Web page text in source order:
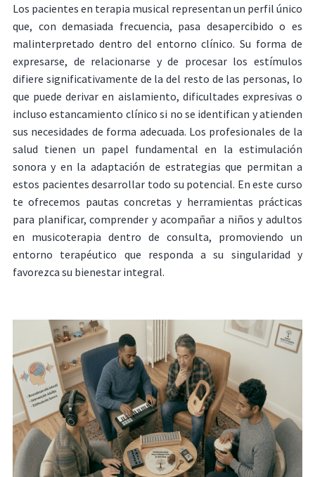
Los pacientes en terapia musical representan un perfil único
que, con demasiada frecuencia, pasa desapercibido o es
malinterpretado dentro del entorno clínico. Su forma de
expresarse, de relacionarse y de procesar los estímulos
difiere significativamente de la del resto de las personas, lo
que puede derivar en aislamiento, dificultades expresivas o
incluso estancamiento clínico si no se identifican y atienden
sus necesidades de forma adecuada. Los profesionales de la
salud tienen un papel fundamental en la estimulación
sonora y en la adaptación de estrategias que permitan a
estos pacientes desarrollar todo su potencial. En este curso
te ofrecemos pautas concretas y herramientas prácticas
para planificar, comprender y acompañar a niños y adultos
en musicoterapia dentro de consulta, promoviendo un
entorno terapéutico que responda a su singularidad y
favorezca su bienestar integral.